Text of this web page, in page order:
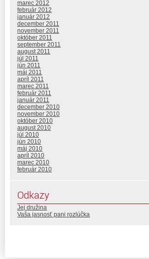
marec 2012
február 2012
január 2012
december 2011
november 2011
október 2011
september 2011
august 2011
júl 2011
jún 2011
máj 2011
apríl 2011
marec 2011
február 2011
január 2011
december 2010
november 2010
október 2010
august 2010
júl 2010
jún 2010
máj 2010
apríl 2010
marec 2010
február 2010
Odkazy
Jej družina
Vaša jasnosť pani rozlúčka